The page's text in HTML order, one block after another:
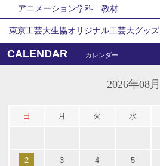
アニメーション学科 教材
東京工芸大生協オリジナル工芸大グッズ
CALENDAR カレンダー
2026年08月
日 月 火 水
2 3 4 5